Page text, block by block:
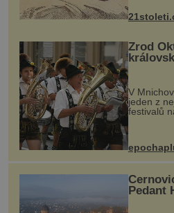
nohou, a
Zrod
festival
V
jeden z
festivalů
kultur...
Pedant